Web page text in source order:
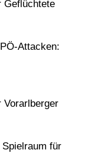
Geflüchtete
Attacken:
für